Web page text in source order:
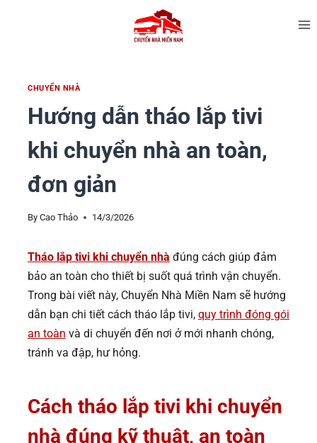
CHUYỂN NHÀ
Hướng dẫn tháo lắp tivi
khi chuyển nhà an toàn,
đơn giản
By Cao Thảo 14/3/2026
Tháo lắp tivi khi chuyển nhà đúng cách giúp đảm
bảo an toàn cho thiết bị suốt quá trình vận chuyển.
Trong bài viết này, Chuyển Nhà Miền Nam sẽ hướng
dẫn bạn chi tiết cách tháo lắp tivi, quy trình đóng gói
an toàn và di chuyển đến nơi ở mới nhanh chóng,
tránh va đập, hư hỏng.
Cách tháo lắp tivi khi chuyển
nhà đúng kỹ thuật, an toàn